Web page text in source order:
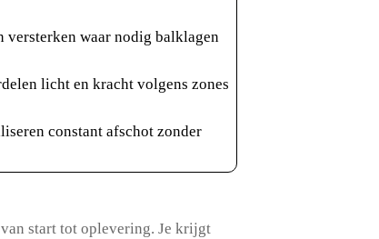
versterken waar nodig balklagen
licht en kracht volgens zones
constant afschot zonder
start tot oplevering.​ Je krijgt